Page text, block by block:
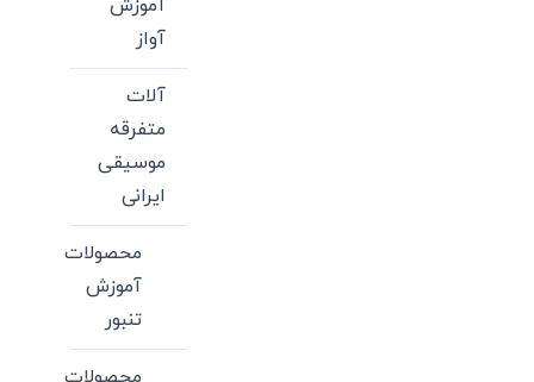
آموزش
آواز
آلات
متفرقه
موسیقی
ایرانی
محصولات
آموزش
تنبور